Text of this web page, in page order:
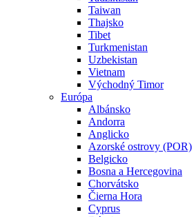
Taiwan
Thajsko
Tibet
Turkmenistan
Uzbekistan
Vietnam
Východný Timor
Európa
Albánsko
Andorra
Anglicko
Azorské ostrovy (POR)
Belgicko
Bosna a Hercegovina
Chorvátsko
Čierna Hora
Cyprus